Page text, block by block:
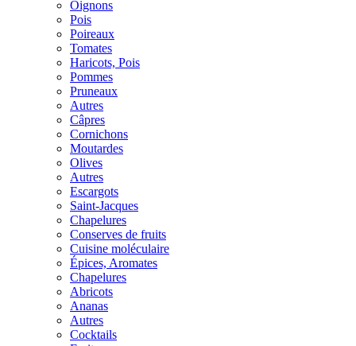
Oignons
Pois
Poireaux
Tomates
Haricots, Pois
Pommes
Pruneaux
Autres
Câpres
Cornichons
Moutardes
Olives
Autres
Escargots
Saint-Jacques
Chapelures
Conserves de fruits
Cuisine moléculaire
Épices, Aromates
Chapelures
Abricots
Ananas
Autres
Cocktails